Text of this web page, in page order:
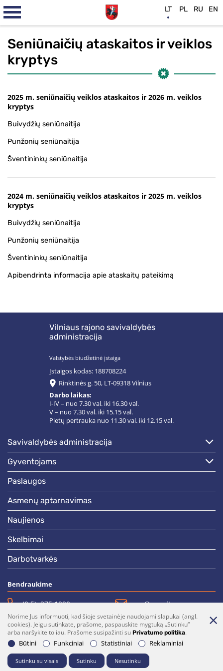
Seniūnaičių ataskaitos ir veiklos
kryptys
2025 m. seniūnaičių veiklos ataskaitos ir 2026 m. veiklos
kryptys
Buivydžių seniūnaitija
Punžonių seniūnaitija
Šventininkų seniūnaitija
2024 m. seniūnaičių veiklos ataskaitos ir 2025 m. veiklos
kryptys
Buivydžių seniūnaitija
Punžonių seniūnaitija
Šventininkų seniūnaitija
Apibendrinta informacija apie ataskaitų pateikimą
Vilniaus rajono savivaldybės
administracija
Valstybės biudžetinė įstaiga
Įstaigos kodas: 188708224
Rinktinės g. 50, LT-09318 Vilnius
Darbo laikas:
I-IV – nuo 7.30 val. iki 16.30 val.
V – nuo 7.30 val. iki 15.15 val.
Pietų pertrauka nuo 11.30 val. iki 12.15 val.
savivaldybės administracija
gyventojams
paslaugos
asmenų aptarnavimas
naujienos
skelbimai
darbotvarkės
Bendraukime
(0 5)  275 1990 vrsa@vrsa.lt
Facebook Youtube
Prenumerata Parašykite mums
© 2026 Visos teisės saugomos. Sprendimas:UAB "Fresh Media"
Norime Jus informuoti, kad šioje svetainėje naudojami slapukai (angl.
cookies). Jeigu sutinkate, prašome, paspauskite mygtuką „Sutinku“
arba naršykite toliau. Prašome susipažinti su Privatumo politika.
Būtini
Funkciniai Statistiniai Reklaminiai
Sutinku su visais Sutinku Nesutinku
LT PL RU EN